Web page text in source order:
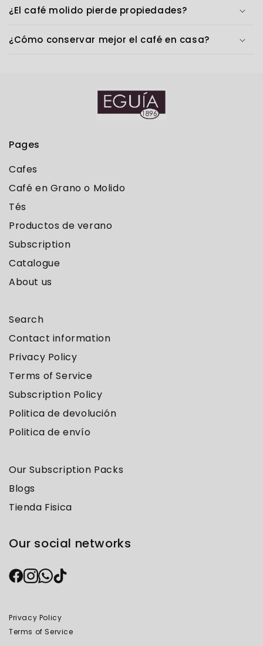
¿El café molido pierde propiedades?
¿Cómo conservar mejor el café en casa?
Pages
Cafes
Café en Grano o Molido
Tés
Productos de verano
Subscription
Catalogue
About us
Search
Contact information
Privacy Policy
Terms of Service
Subscription Policy
Politica de devolución
Politica de envío
Our Subscription Packs
Blogs
Tienda Fisica
Our social networks
Privacy Policy
Terms of Service